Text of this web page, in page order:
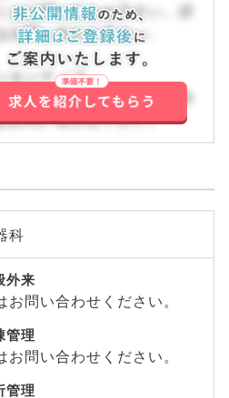
はお問い合わせ下さい。詳
お問い合わせ下さい。
センティブ
はお問い合わせ下さい。詳
お問い合わせ下さい。
科
外来
お問い合わせください。
管理
お問い合わせください。
管理